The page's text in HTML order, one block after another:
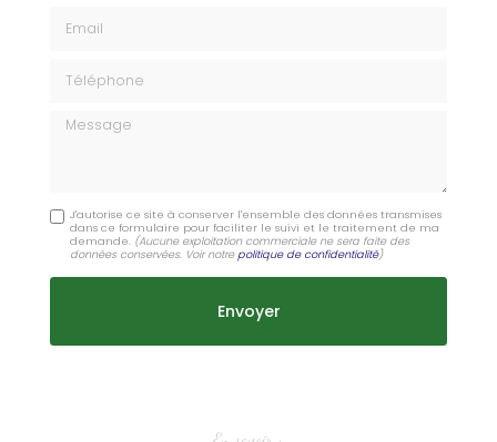
Message
J'autorise ce site à conserver l'ensemble des données transmises
dans ce formulaire pour faciliter le suivi et le traitement de ma
demande. (Aucune exploitation commerciale ne sera faite des
données conservées. Voir notrepolitique de confidentialité)